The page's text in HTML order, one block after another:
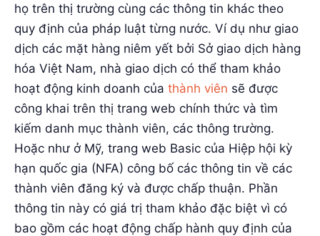
họ trên thị trường cùng các thông tin khác theo
quy định của pháp luật từng nước. Ví dụ như giao
dịch các mặt hàng niêm yết bởi Sở giao dịch hàng
hóa Việt Nam, nhà giao dịch có thể tham khảo
hoạt động kinh doanh của thành viên sẽ được
công khai trên thị trang web chính thức và tìm
kiếm danh mục thành viên, các thông trường.
Hoặc như ở Mỹ, trang web Basic của Hiệp hội kỳ
hạn quốc gia (NFA) công bố các thông tin về các
thành viên đăng ký và được chấp thuận. Phần
thông tin này có giá trị tham khảo đặc biệt vì có
bao gồm các hoạt động chấp hành quy định của